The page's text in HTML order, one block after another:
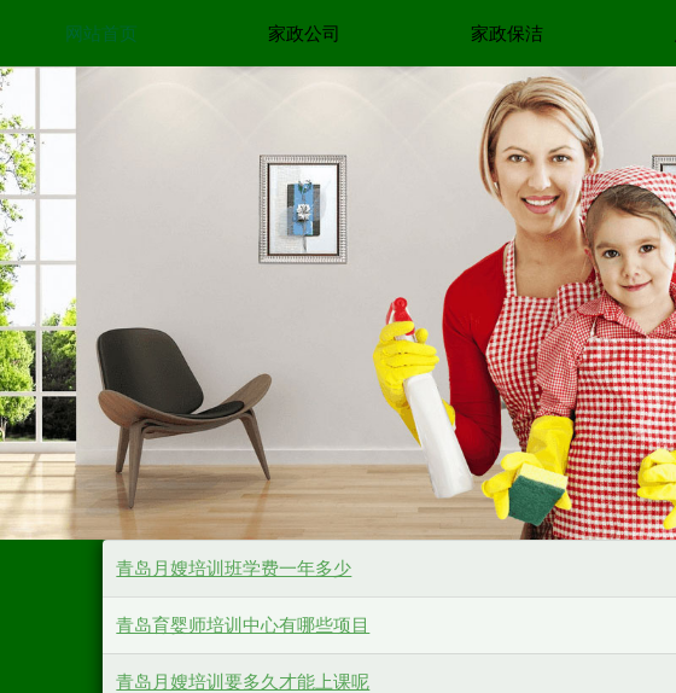
网站首页 家政公司 家政保洁
青岛月嫂培训班学费一年多少
青岛育婴师培训中心有哪些项目
青岛月嫂培训要多久才能上课呢